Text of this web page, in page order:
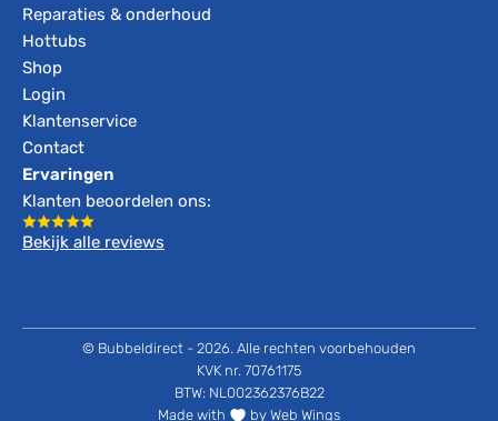
Reparaties & onderhoud
Hottubs
Shop
Login
Klantenservice
Contact
Ervaringen
Klanten beoordelen ons:
Bekijk alle reviews
© Bubbeldirect - 2026. Alle rechten voorbehouden
KVK nr. 70761175
BTW: NL002362376B22
Made with
by Web Wings